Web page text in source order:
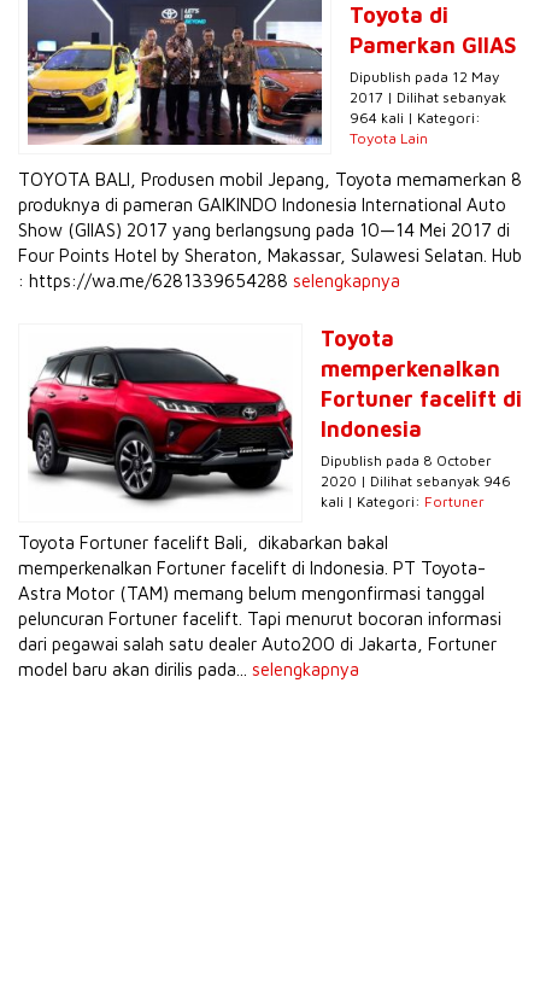
Toyota di
Pamerkan GIIAS
Dipublish pada 12 May
2017 | Dilihat sebanyak
964 kali | Kategori:
Toyota Lain
TOYOTA BALI, Produsen mobil Jepang, Toyota memamerkan 8
produknya di pameran GAIKINDO Indonesia International Auto
Show (GIIAS) 2017 yang berlangsung pada 10—14 Mei 2017 di
Four Points Hotel by Sheraton, Makassar, Sulawesi Selatan. Hub
: https://wa.me/6281339654288 selengkapnya
Toyota
memperkenalkan
Fortuner facelift di
Indonesia
Dipublish pada 8 October
2020 | Dilihat sebanyak 946
kali | Kategori: Fortuner
Toyota Fortuner facelift Bali, dikabarkan bakal
memperkenalkan Fortuner facelift di Indonesia. PT Toyota-
Astra Motor (TAM) memang belum mengonfirmasi tanggal
peluncuran Fortuner facelift. Tapi menurut bocoran informasi
dari pegawai salah satu dealer Auto200 di Jakarta, Fortuner
model baru akan dirilis pada... selengkapnya